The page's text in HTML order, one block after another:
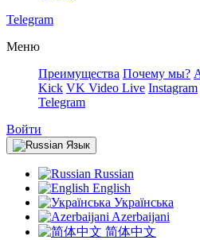
Telegram
Меню
Преимущества Почему мы?
Kick VK Video Live Instagram
Telegram
Войти
Язык
Russian
English
Українська
Azerbaijani
简体中文